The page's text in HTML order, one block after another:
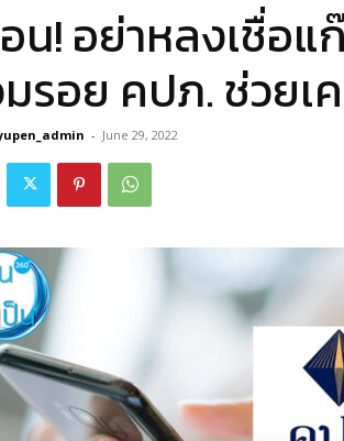
น! อย่าหลงเชื่อ
รอย คปภ. ช่วยเ
- June 29, 2022